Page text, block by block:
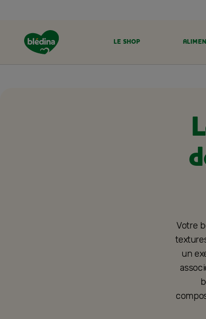
LE SHOP
ALIMENTATION BÉBÉ
Votre
un